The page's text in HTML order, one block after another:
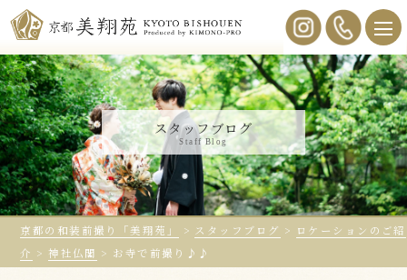
スタッフブログ
Staff Blog
京都の和装前撮り「美翔苑」 > スタッフブログ > ロケーションのご紹
介 >神社仏閣 > お寺で前撮り♪♪